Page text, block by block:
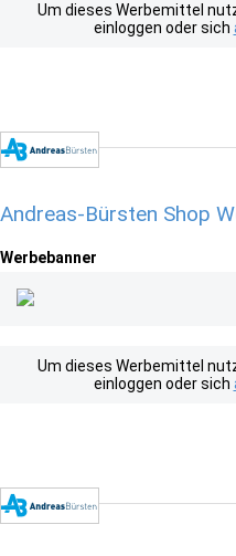
Um dieses Werbemittel
einloggen oder sich
Andreas-Bürsten Shop
Werbebanner
Um dieses Werbemittel
einloggen oder sich